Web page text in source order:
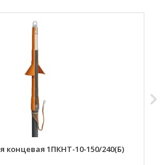
концевая 1ПКНТ-10-150/240(Б)